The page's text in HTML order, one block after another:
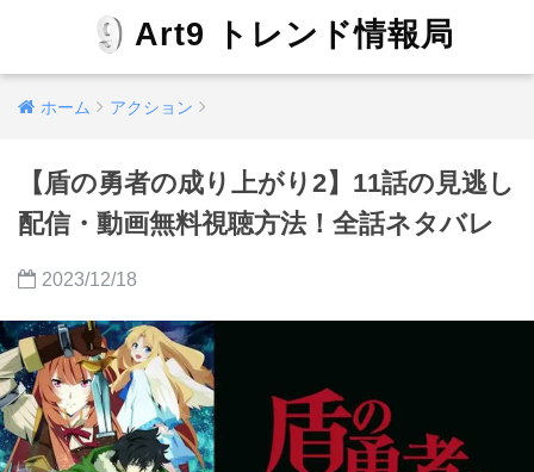
Art9 トレンド情報局
ホーム アクション
【盾の勇者の成り上がり2】11話の見逃し
配信・動画無料視聴方法！全話ネタバレ
2023/12/18